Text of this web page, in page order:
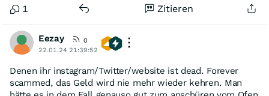
1 Zitieren
Eezay
0
22.01.24 21:39:52
Denen ihr instagram/Twitter/website ist dead. Forever
scammed, das Geld wird nie mehr wieder kehren. Man